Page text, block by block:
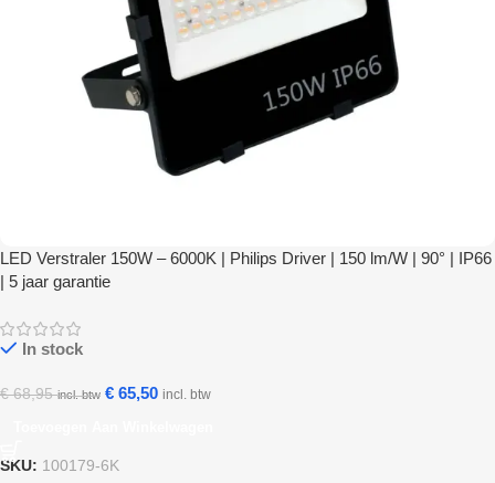
LED Verstraler 150W – 6000K | Philips Driver | 150 lm/W | 90° | IP66
| 5 jaar garantie
In stock
€68,95 incl. btw € 65,50 incl. btw
SKU: 100179-6K